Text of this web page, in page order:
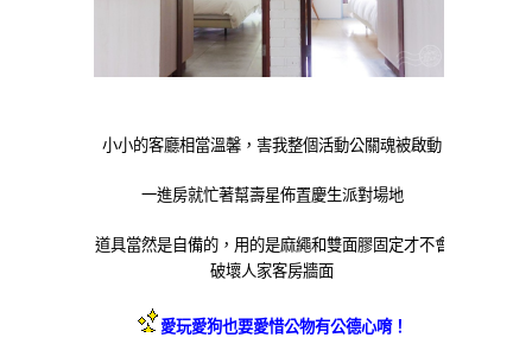
小小的客廳相當溫馨，害我整個活動公關魂被啟動
一進房就忙著幫壽星佈置慶生派對場地
道具當然是自備的，用的是麻繩和雙面膠固定才不會
破壞人家客房牆面
愛玩愛狗也要愛惜公物有公德心唷！